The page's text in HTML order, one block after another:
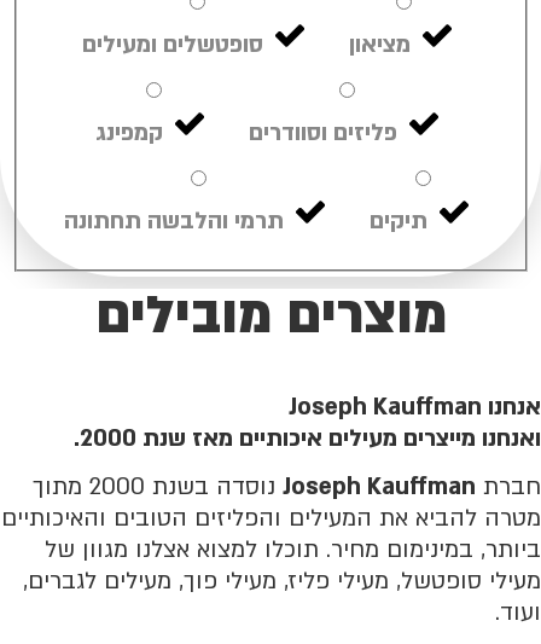
מציאון סופטשלים ומעילים
פליזים וסוודרים קמפינג
תיקים תרמי והלבשה תחתונה
מוצרים מובילים
אנחנו Joseph Kauffman
ואנחנו מייצרים מעילים איכותיים מאז שנת 2000.
חברת Joseph Kauffman
נוסדה בשנת 2000 מתוך
מטרה להביא את המעילים והפליזים הטובים והאיכותיים
ביותר, במינימום מחיר. תוכלו למצוא אצלנו מגוון של
מעילי סופטשל, מעילי פליז, מעילי פוך, מעילים לגברים,
ועוד.